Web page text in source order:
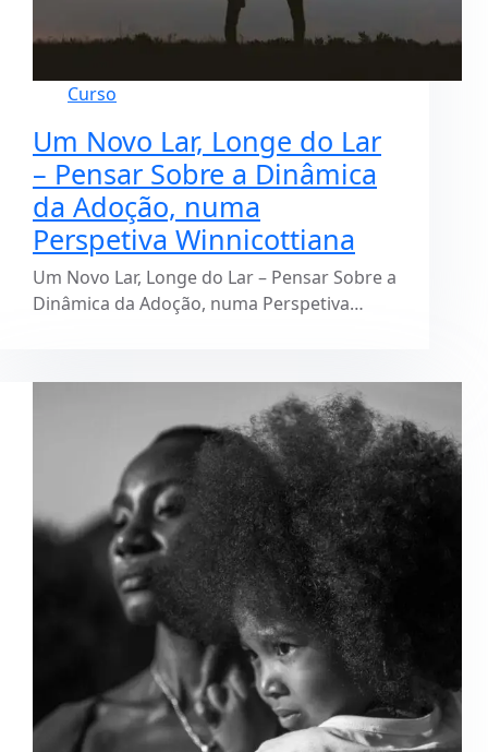
Curso
Um Novo Lar, Longe do Lar
– Pensar Sobre a Dinâmica
da Adoção, numa
Perspetiva Winnicottiana
Um Novo Lar, Longe do Lar – Pensar Sobre a
Dinâmica da Adoção, numa Perspetiva…